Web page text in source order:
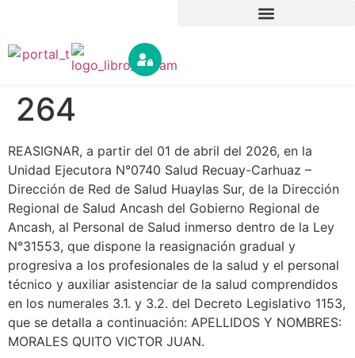
264
REASIGNAR, a partir del 01 de abril del 2026, en la
Unidad Ejecutora N°0740 Salud Recuay-Carhuaz –
Dirección de Red de Salud Huaylas Sur, de la Dirección
Regional de Salud Ancash del Gobierno Regional de
Ancash, al Personal de Salud inmerso dentro de la Ley
N°31553, que dispone la reasignación gradual y
progresiva a los profesionales de la salud y el personal
técnico y auxiliar asistenciar de la salud comprendidos
en los numerales 3.1. y 3.2. del Decreto Legislativo 1153,
que se detalla a continuación: APELLIDOS Y NOMBRES:
MORALES QUITO VICTOR JUAN.